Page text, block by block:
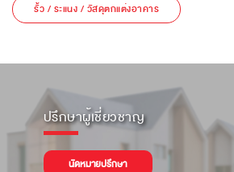
รั้ว / ระแนง / วัสดุตกแต่งอาคาร
ปรึกษาผู้เชี่ยวชาญ
นัดหมายปรึกษา